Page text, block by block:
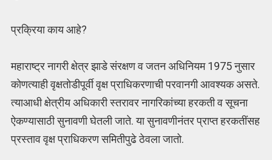
प्रक्रिया काय आहे?
महाराष्ट्र नागरी क्षेत्र झाडे संरक्षण व जतन अधिनियम 1975 नुसार
कोणत्याही वृक्षतोडीपूर्वी वृक्ष प्राधिकरणाची परवानगी आवश्यक असते.
त्याआधी क्षेत्रीय अधिकारी स्तरावर नागरिकांच्या हरकती व सूचना
ऐकण्यासाठी सुनावणी घेतली जाते. या सुनावणीनंतर प्राप्त हरकतींसह
प्रस्ताव वृक्ष प्राधिकरण समितीपुढे ठेवला जातो.